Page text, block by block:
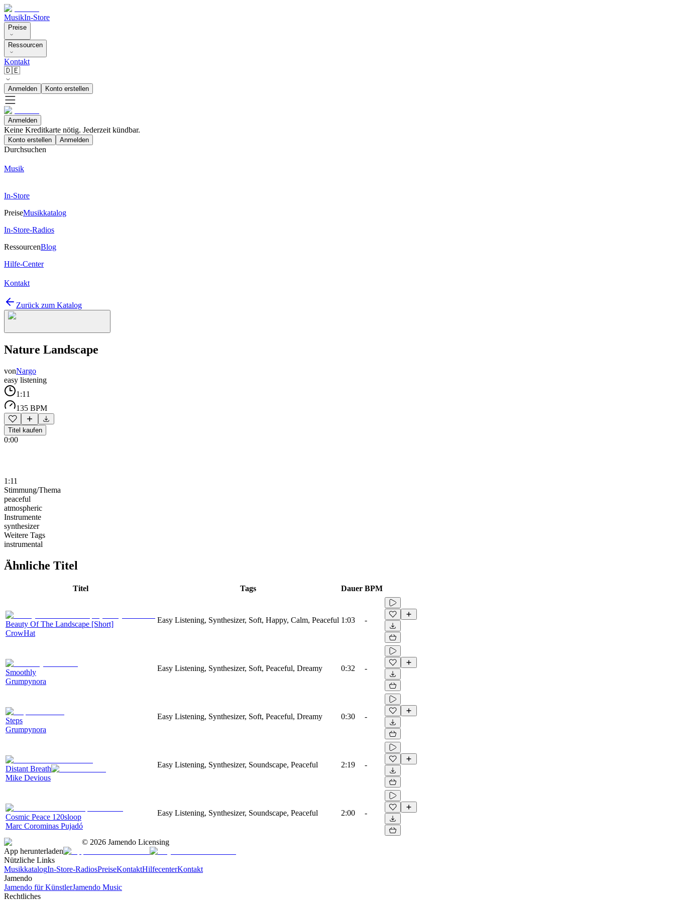
MusikIn-Store
Preise
Ressourcen
Kontakt
🇩🇪
Anmelden Konto erstellen
Anmelden
Keine Kreditkarte nötig. Jederzeit kündbar.
Konto erstellen Anmelden
Durchsuchen
Musik
In-Store
PreiseMusikkatalog
In-Store-Radios
RessourcenBlog
Hilfe-Center
Kontakt
Zurück zum Katalog
Nature Landscape
vonNargo
easy listening
1:11
135 BPM
Titel kaufen
0:00
1:11
Stimmung/Thema
peaceful
atmospheric
Instrumente
synthesizer
Weitere Tags
instrumental
Ähnliche Titel
Titel Tags Dauer BPM
Beauty Of The Landscape [Short]
CrowHat
Easy Listening, Synthesizer, Soft, Happy, Calm, Peaceful 1:03 -
Smoothly
Grumpynora
Easy Listening, Synthesizer, Soft, Peaceful, Dreamy 0:32 -
Steps
Grumpynora
Easy Listening, Synthesizer, Soft, Peaceful, Dreamy 0:30 -
Distant Breath
Mike Devious
Easy Listening, Synthesizer, Soundscape, Peaceful 2:19 -
Cosmic Peace 120sloop
Marc Corominas Pujadó
Easy Listening, Synthesizer, Soundscape, Peaceful 2:00 -
© 2026 Jamendo Licensing
App herunterladen
Nützliche Links
MusikkatalogIn-Store-RadiosPreiseKontaktHilfecenterKontakt
Jamendo
Jamendo für KünstlerJamendo Music
Rechtliches